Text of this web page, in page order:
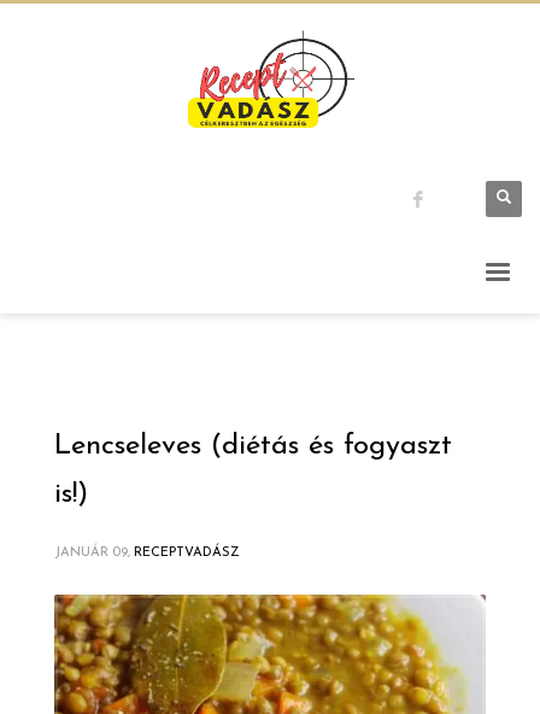
Lencseleves (diétás és fogyaszt
is!)
JANUÁR 09, RECEPTVADÁSZ